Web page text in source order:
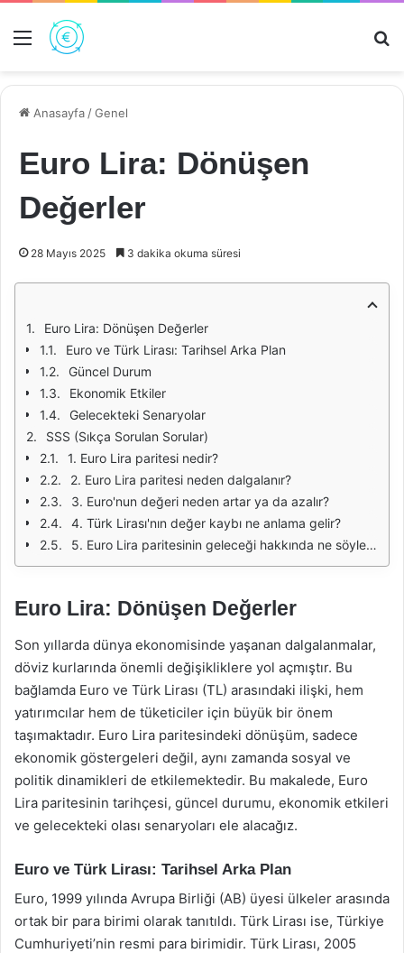
Menü
Anasayfa /Genel
Euro Lira: Dönüşen
Değerler
28 Mayıs 2025 3 dakika okuma süresi
Euro Lira: Dönüşen Değerler
Euro ve Türk Lirası: Tarihsel Arka Plan
Güncel Durum
Ekonomik Etkiler
Gelecekteki Senaryolar
SSS (Sıkça Sorulan Sorular)
1. Euro Lira paritesi nedir?
2. Euro Lira paritesi neden dalgalanır?
3. Euro'nun değeri neden artar ya da azalır?
4. Türk Lirası'nın değer kaybı ne anlama gelir?
5. Euro Lira paritesinin geleceği hakkında ne söylenebilir?
Euro Lira: Dönüşen Değerler
Son yıllarda dünya ekonomisinde yaşanan dalgalanmalar,
döviz kurlarında önemli değişikliklere yol açmıştır. Bu
bağlamda Euro ve Türk Lirası (TL) arasındaki ilişki, hem
yatırımcılar hem de tüketiciler için büyük bir önem
taşımaktadır. Euro Lira paritesindeki dönüşüm, sadece
ekonomik göstergeleri değil, aynı zamanda sosyal ve
politik dinamikleri de etkilemektedir. Bu makalede, Euro
Lira paritesinin tarihçesi, güncel durumu, ekonomik etkileri
ve gelecekteki olası senaryoları ele alacağız.
Euro ve Türk Lirası: Tarihsel Arka Plan
Euro, 1999 yılında Avrupa Birliği (AB) üyesi ülkeler arasında
ortak bir para birimi olarak tanıtıldı. Türk Lirası ise, Türkiye
Cumhuriyeti’nin resmi para birimidir. Türk Lirası, 2005